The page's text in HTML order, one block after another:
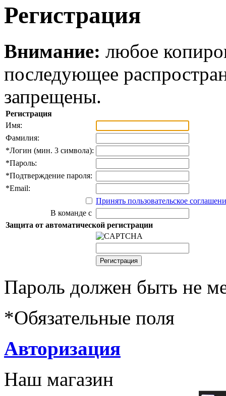
Регистрация
Внимание: любое
последующее
запрещены.
Регистрация
Имя:
Фамилия:
*Логин (мин. 3 символа):
*Пароль:
*Подтверждение пароля:
*Email:
Принять пользовательское
В команде с
Защита от автоматической регистрации
Пароль должен быть не
*Обязательные поля
Авторизация
Наш магазин